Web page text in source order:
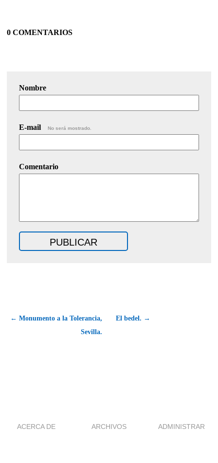
0 COMENTARIOS
Nombre
E-mail No será mostrado.
Comentario
← Monumento a la Tolerancia,
Sevilla.
El bedel. →
ACERCA DE ARCHIVOS ADMINISTRAR